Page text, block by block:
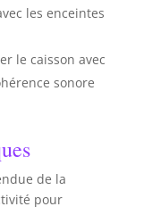
les enceintes
le caisson avec
sonore
de la
pour